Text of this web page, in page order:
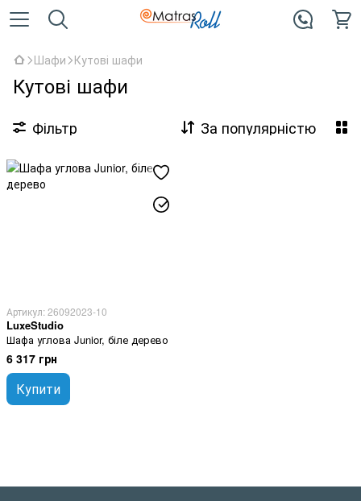
Шафи Кутові шафи
Кутові шафи
Фільтр За популярністю
Артикул: 26092023-10
LuxeStudio
Шафа углова Junior, біле дерево
6 317 грн
Купити